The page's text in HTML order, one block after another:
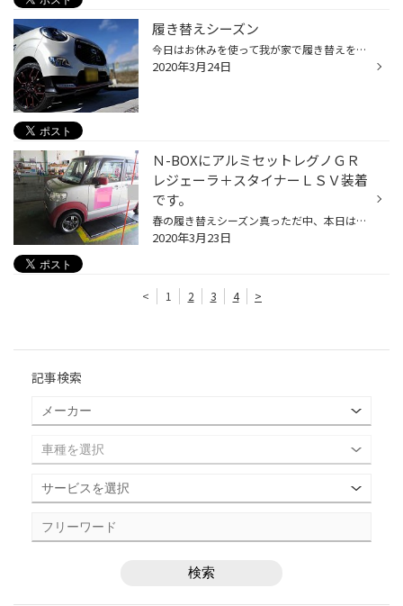
履き替えシーズン
今日はお休みを使って我が家で履き替えを行いました(/・ω・)/やっぱり、自分のキャスちゃんは純正よりレオニス履いている方がしっくりきます…/// ついでにインパクトにワイヤーブラシを取り付けてハブ清掃も行いました気を付けていてもこんなにも錆びてしまっていました…大変です…(-_-) 左側：清掃...
2020年3月24日
Ｎ-BOXにアルミセットレグノＧＲ
レジェーラ＋スタイナーＬＳＶ装着
です。
春の履き替えシーズン真っただ中、本日はタイヤ＋アルミホイールセットの装着のご紹介です。 お客様がボディにこだわりをもってカスタマイズした車両です。 （ 自作のツートンカラーがなかなかかっこいいですね。お客様のこだわりを感じます。 いろいろなイベントに出かけるそうなのでレジェーラの...
2020年3月23日
< 1 2 3 4 >
記事検索